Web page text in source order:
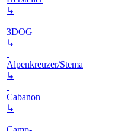
↳
3DOG
↳
Alpenkreuzer/Stema
↳
Cabanon
↳